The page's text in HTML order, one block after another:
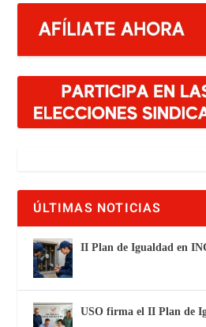
ÚLTIMAS NOTICIAS
II Plan de Igualdad en
USO firma el II Plan de